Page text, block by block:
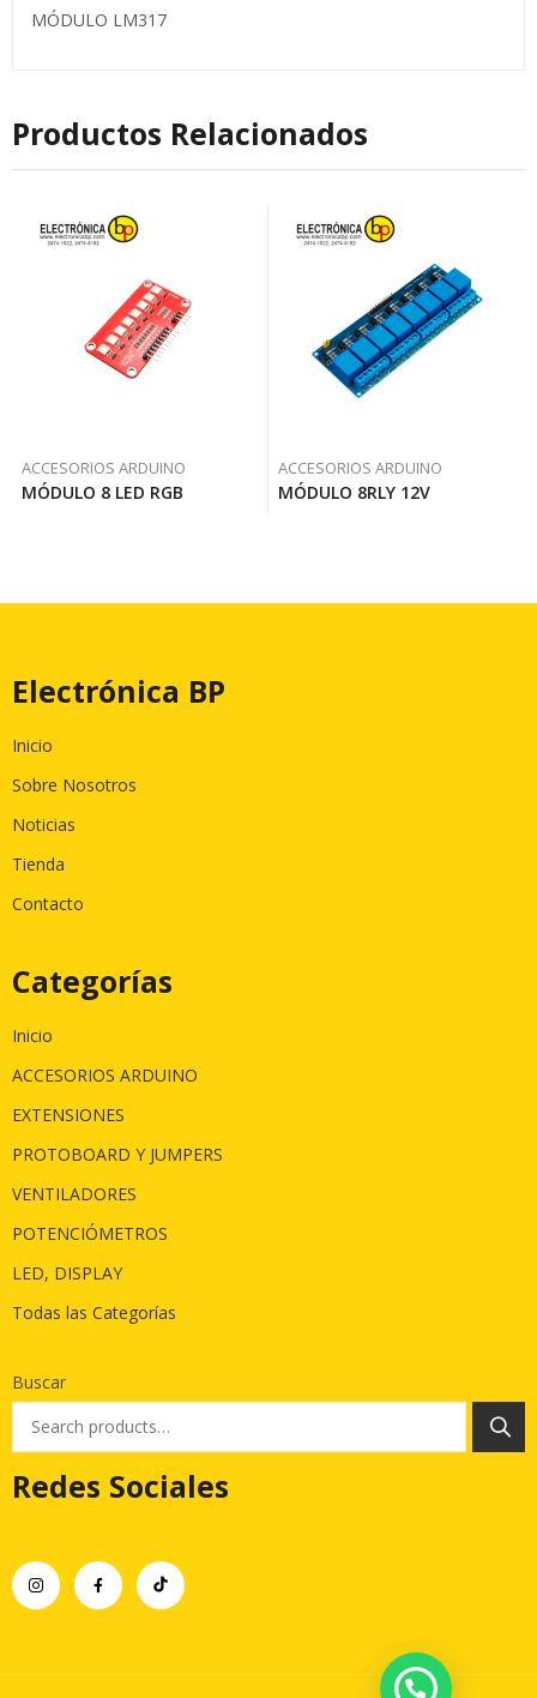
MÓDULO LM317
Productos Relacionados
ACCESORIOS ARDUINO
MÓDULO 8 LED RGB
ACCESORIOS ARDUINO
MÓDULO 8RLY 12V
Electrónica BP
Inicio
Sobre Nosotros
Noticias
Tienda
Contacto
Categorías
Inicio
ACCESORIOS ARDUINO
EXTENSIONES
PROTOBOARD Y JUMPERS
VENTILADORES
POTENCIÓMETROS
LED, DISPLAY
Todas las Categorías
Buscar
Redes Sociales